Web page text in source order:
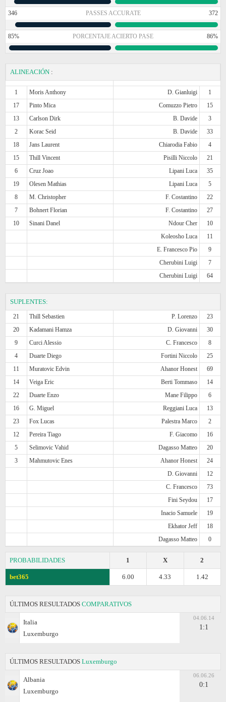
346 PASSES ACCURATE 372
85% PORCENTAJE ACIERTO PASE 86%
ALINEACIÓN :
1 Moris Anthony D. Gianluigi
1
17
Pinto Mica Comuzzo Pietro
15
13
Carlson Dirk B. Davide
3
2
Korac Seid B. Davide
33
18
Jans Laurent Chiarodia Fabio
4
15
Thill Vincent Pisilli Niccolo
21
6
Cruz Joao Lipani Luca
35
19
Olesen Mathias Lipani Luca
5
8
M. Christopher F. Costantino
22
7
Bohnert Florian F. Costantino
27
10
Sinani Danel Ndour Cher
10
Koleosho Luca
11
E. Francesco Pio
9
Cherubini Luigi
7
Cherubini Luigi
64
SUPLENTES:
21 Thill Sebastien P. Lorenzo
23
20
Kadamani Hamza D. Giovanni
30
9
Curci Alessio C. Francesco
8
4
Duarte Diego Fortini Niccolo
25
11
Muratovic Edvin Ahanor Honest
69
14
Veiga Eric Berti Tommaso
14
22
Duarte Enzo Mane Filippo
6
16
G. Miguel Reggiani Luca
13
23
Fox Lucas Palestra Marco
2
12
Pereira Tiago F. Giacomo
16
5
Selimovic Vahid Dagasso Matteo
20
3
Mahmutovic Enes Ahanor Honest
24
D. Giovanni
12
C. Francesco
73
Fini Seydou
17
Inacio Samuele
19
Ekhator Jeff
18
Dagasso Matteo
0
PROBABILIDADES 2
X
1
bet365 1.42
4.33
6.00
ÚLTIMOS RESULTADOS COMPARATIVOS
Italia
Luxemburgo
04.06.14
1:1
ÚLTIMOS RESULTADOS Luxemburgo
Albania
Luxemburgo
06.06.26
0:1